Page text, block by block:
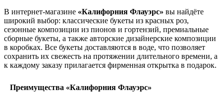
В интернет-магазине «Калифорния Флауэрс» вы найдёте
широкий выбор: классические букеты из красных роз,
сезонные композиции из пионов и гортензий, премиальные
сборные букеты, а также авторские дизайнерские композиции
в коробках. Все букеты доставляются в воде, что позволяет
сохранить их свежесть на протяжении длительного времени, а
к каждому заказу прилагается фирменная открытка в подарок.
Преимущества «Калифорния Флауэрс»